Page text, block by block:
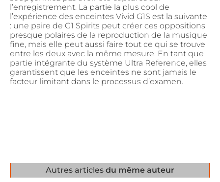
l’enregistrement. La partie la plus cool de
l’expérience des enceintes Vivid G1S est la suivante
: une paire de G1 Spirits peut créer ces oppositions
presque polaires de la reproduction de la musique
fine, mais elle peut aussi faire tout ce qui se trouve
entre les deux avec la même mesure. En tant que
partie intégrante du système Ultra Reference, elles
garantissent que les enceintes ne sont jamais le
facteur limitant dans le processus d’examen.
Autres articles du même auteur